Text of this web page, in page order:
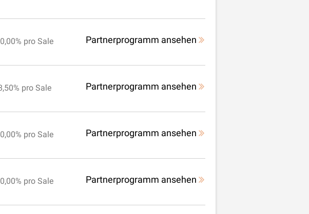
pro Sale Partnerprogramm ansehen
pro Sale Partnerprogramm ansehen
pro Sale Partnerprogramm ansehen
pro Sale Partnerprogramm ansehen